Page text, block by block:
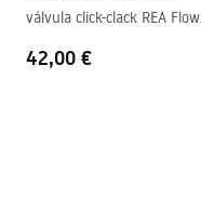
válvula click-clack REA Flow
42,00 €